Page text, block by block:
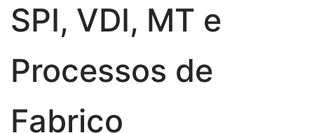
SPI, VDI, MT e
Processos de
Fabrico